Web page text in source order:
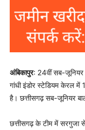
अंबिकापुर: 24वीं सब-
गांधी इंडोर स्टेडियम केरल
है। छत्तीसगढ़ सब-जूनियर
छत्तीसगढ़ के टीम में सरगुजा